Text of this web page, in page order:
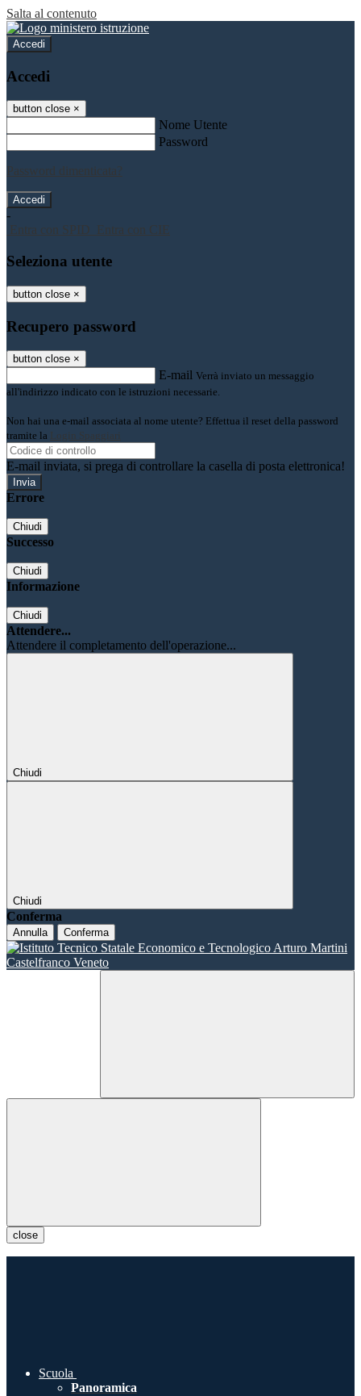
Salta al contenuto
Accedi
Accedi
button close ×
Nome Utente
Password
Password dimenticata?
-
Entra con SPID
Entra con CIE
Seleziona utente
button close ×
Recupero password
button close ×
E-mail Verrà inviato un messaggio
all'indirizzo indicato con le istruzioni necessarie.
Non hai una e-mail associata al nome utente? Effettua il reset della password
tramite la Login Spaggiari
E-mail inviata, si prega di controllare la casella di posta elettronica!
Errore
Chiudi
Successo
Chiudi
Informazione
Chiudi
Attendere...
Attendere il completamento dell'operazione...
Chiudi
Chiudi
Conferma
Annulla Conferma
close
Scuola
Panoramica